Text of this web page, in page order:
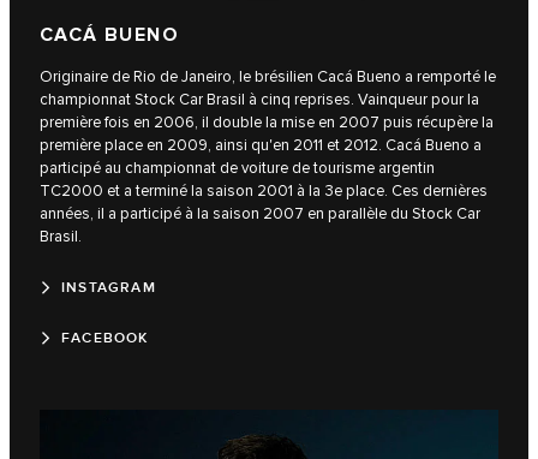
CACÁ BUENO
Originaire de Rio de Janeiro, le brésilien Cacá Bueno a remporté le
championnat Stock Car Brasil à cinq reprises. Vainqueur pour la
première fois en 2006, il double la mise en 2007 puis récupère la
première place en 2009, ainsi qu'en 2011 et 2012. Cacá Bueno a
participé au championnat de voiture de tourisme argentin
TC2000 et a terminé la saison 2001 à la 3e place. Ces dernières
années, il a participé à la saison 2007 en parallèle du Stock Car
Brasil.
INSTAGRAM
FACEBOOK